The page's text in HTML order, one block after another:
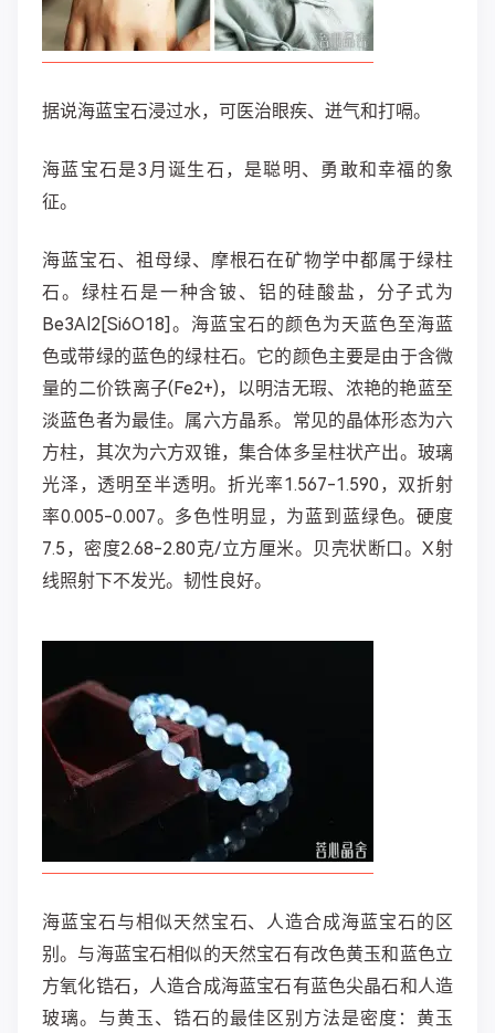
据说海蓝宝石浸过水，可医治眼疾、迸气和打嗝。
海蓝宝石是3月诞生石，是聪明、勇敢和幸福的象
征。
海蓝宝石、祖母绿、摩根石在矿物学中都属于绿柱
石。绿柱石是一种含铍、铝的硅酸盐，分子式为
Be3Al2[Si6O18]。海蓝宝石的颜色为天蓝色至海蓝
色或带绿的蓝色的绿柱石。它的颜色主要是由于含微
量的二价铁离子(Fe2+)，以明洁无瑕、浓艳的艳蓝至
淡蓝色者为最佳。属六方晶系。常见的晶体形态为六
方柱，其次为六方双锥，集合体多呈柱状产出。玻璃
光泽，透明至半透明。折光率1.567-1.590，双折射
率0.005-0.007。多色性明显，为蓝到蓝绿色。硬度
7.5，密度2.68-2.80克/立方厘米。贝壳状断口。X射
线照射下不发光。韧性良好。
海蓝宝石与相似天然宝石、人造合成海蓝宝石的区
别。与海蓝宝石相似的天然宝石有改色黄玉和蓝色立
方氧化锆石，人造合成海蓝宝石有蓝色尖晶石和人造
玻璃。与黄玉、锆石的最佳区别方法是密度：黄玉